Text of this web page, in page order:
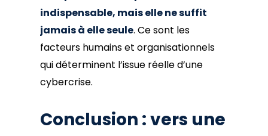
indispensable, mais elle ne suffit
jamais à elle seule. Ce sont les
facteurs humains et organisationnels
qui déterminent l’issue réelle d’une
cybercrise.
Conclusion : vers une